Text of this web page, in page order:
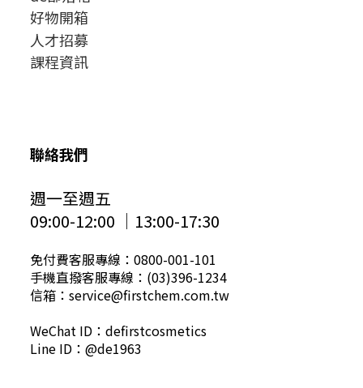
好物開箱
人才招募
課程資訊
聯絡我們
週一至週五
09:00-12:00 │13:00-17:30
免付費客服專線：0800-001-101
手機直撥客服專線：(03)396-1234
信箱：service@firstchem.com.tw
WeChat ID：defirstcosmetics
Line ID：@de1963